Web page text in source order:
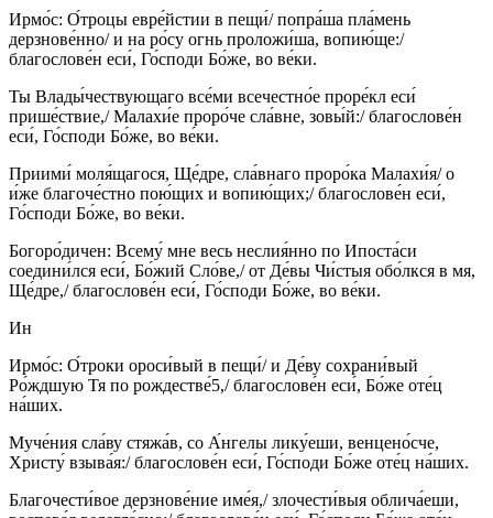
Ирмо́с: О́троцы евре́йстии в пещи́/ попра́ша пла́мень
дерзнове́нно/ и на ро́су огнь проложи́ша, вопию́ще:/
благослове́н еси́, Го́споди Бо́же, во ве́ки.
Ты Влады́чествующаго все́ми всечестно́е проре́кл еси́
прише́ствие,/ Малахи́е проро́че сла́вне, зовы́й:/ благослове́н
еси́, Го́споди Бо́же, во ве́ки.
Приими́ моля́щагося, Ще́дре, сла́внаго проро́ка Малахи́я/ о
и́же благоче́стно пою́щих и вопию́щих;/ благослове́н еси́,
Го́споди Бо́же, во ве́ки.
Богоро́дичен: Всему́ мне весь неслия́нно по Ипоста́си
соедини́лся еси́, Бо́жий Сло́ве,/ от Де́вы Чи́стыя обо́лкся в мя,
Ще́дре,/ благослове́н еси́, Го́споди Бо́же, во ве́ки.
Ин
Ирмо́с: О́троки ороси́вый в пещи́/ и Де́ву сохрани́вый
Ро́ждшую Тя по рождестве́5,/ благослове́н еси́, Бо́же оте́ц
на́ших.
Муче́ния сла́ву стяжа́в, со А́нгелы лику́еши, венцено́сче,
Христу́ взыва́я:/ благослове́н еси́, Го́споди Бо́же оте́ц на́ших.
Благочести́вое дерзнове́ние име́я,/ злочести́выя облича́еши,